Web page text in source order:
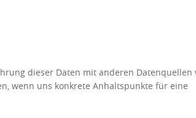
dieser Daten mit anderen Datenquellen
wenn uns konkrete Anhaltspunkte für eine